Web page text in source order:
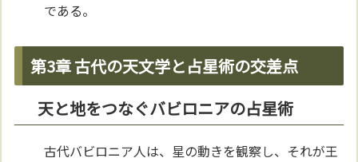
である。
第3章 古代の天文学と占星術の交差点
天と地をつなぐバビロニアの占星術
古代バビロニア人は、星の動きを観察し、それが王